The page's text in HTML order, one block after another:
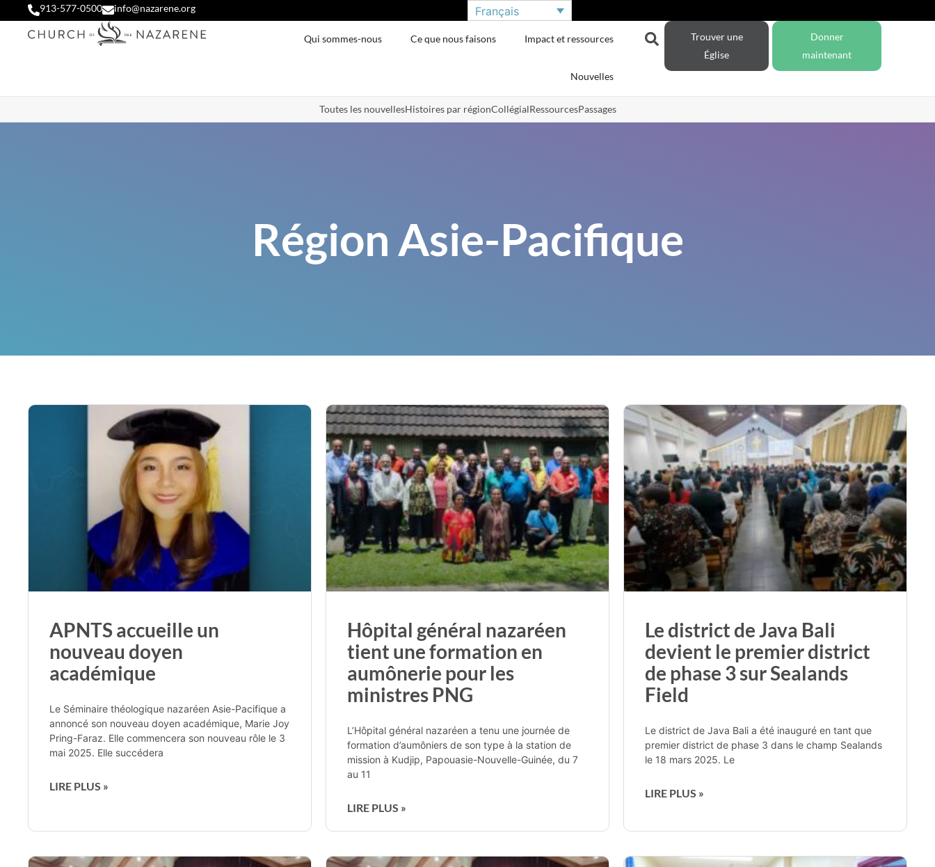
913-577-0500 info@nazarene.org Français
Qui sommes-nous Ce que nous faisons Impact et ressources
Nouvelles
Trouver une
Église
Donner
maintenant
Toutes les nouvellesHistoires par régionCollégialRessourcesPassages
Région Asie-Pacifique
APNTS accueille un
nouveau doyen
académique
Le Séminaire théologique nazaréen Asie-Pacifique a
annoncé son nouveau doyen académique, Marie Joy
Pring-Faraz. Elle commencera son nouveau rôle le 3
mai 2025. Elle succédera
LIRE PLUS »
Hôpital général nazaréen
tient une formation en
aumônerie pour les
ministres PNG
L’Hôpital général nazaréen a tenu une journée de
formation d’aumôniers de son type à la station de
mission à Kudjip, Papouasie-Nouvelle-Guinée, du 7
au 11
LIRE PLUS »
Le district de Java Bali
devient le premier district
de phase 3 sur Sealands
Field
Le district de Java Bali a été inauguré en tant que
premier district de phase 3 dans le champ Sealands
le 18 mars 2025. Le
LIRE PLUS »